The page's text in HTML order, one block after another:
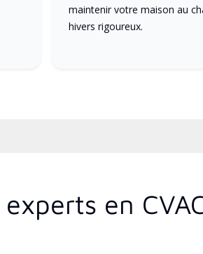
maintenir votre maison au
hivers rigoureux.
en